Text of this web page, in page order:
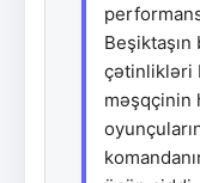
çətinlikləri
məşqçinin